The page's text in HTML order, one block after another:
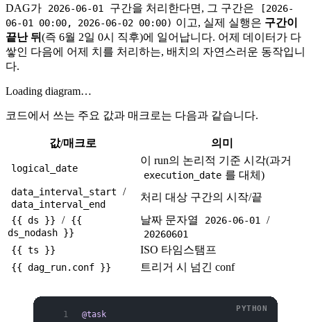
DAG가
2026-06-01 구간을 처리한다면, 그 구간은
[2026-
06-01 00:00, 2026-06-02 00:00) 이고, 실제 실행은 구간이
끝난 뒤 (즉 6월 2일 0시 직후)에 일어납니다. 어제 데이터가 다
쌓인 다음에 어제 치를 처리하는, 배치의 자연스러운 동작입니
다.
Loading diagram…
코드에서 쓰는 주요 값과 매크로는 다음과 같습니다.
값/매크로 의미
logical_date
이 run의 논리적 기준 시각(과거
execution_date 를 대체)
data_interval_start /
data_interval_end
처리 대상 구간의 시작/끝
{{ ds }} / {{
ds_nodash }}
날짜 문자열 2026-06-01 /
20260601
{{ ts }}
ISO 타임스탬프
{{ dag_run.conf }} 트리거 시 넘긴 conf
@task